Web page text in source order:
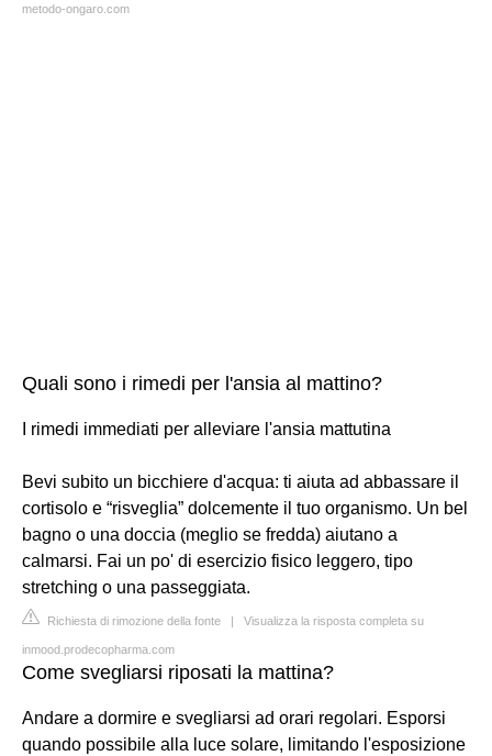
metodo-ongaro.com
Quali sono i rimedi per l'ansia al mattino?
I rimedi immediati per alleviare l'ansia mattutina
Bevi subito un bicchiere d'acqua: ti aiuta ad abbassare il
cortisolo e “risveglia” dolcemente il tuo organismo. Un bel
bagno o una doccia (meglio se fredda) aiutano a
calmarsi. Fai un po' di esercizio fisico leggero, tipo
stretching o una passeggiata.
Richiesta di rimozione della fonte | Visualizza la risposta completa su
inmood.prodecopharma.com
Come svegliarsi riposati la mattina?
Andare a dormire e svegliarsi ad orari regolari. Esporsi
quando possibile alla luce solare, limitando l'esposizione